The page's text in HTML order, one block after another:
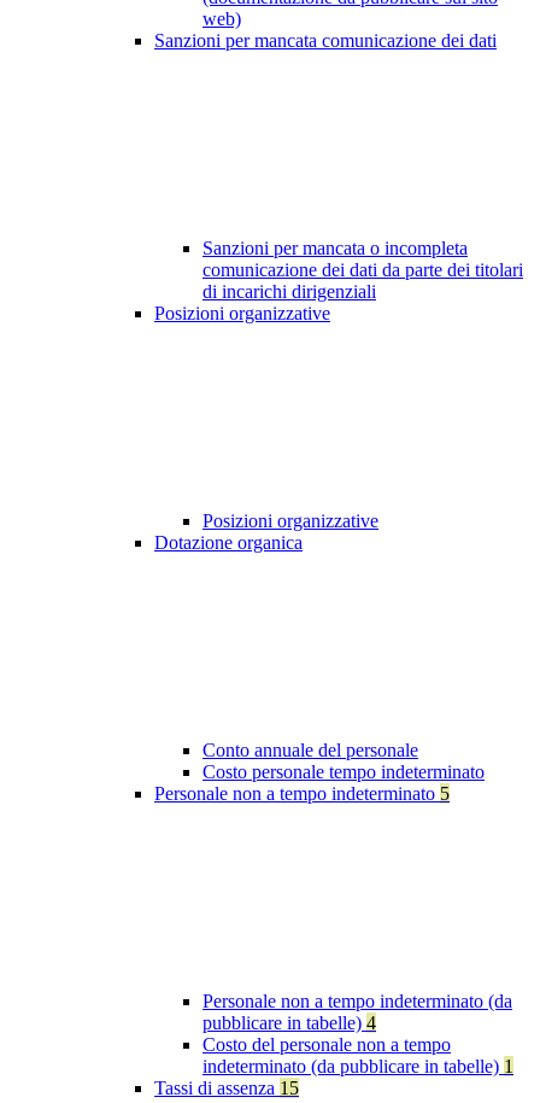
web)
Sanzioni per mancata comunicazione dei dati
Sanzioni per mancata o incompleta
comunicazione dei dati da parte dei titolari
di incarichi dirigenziali
Posizioni organizzative
Posizioni organizzative
Dotazione organica
Conto annuale del personale
Costo personale tempo indeterminato
Personale non a tempo indeterminato 5
Personale non a tempo indeterminato (da
pubblicare in tabelle) 4
Costo del personale non a tempo
indeterminato (da pubblicare in tabelle) 1
Tassi di assenza 15